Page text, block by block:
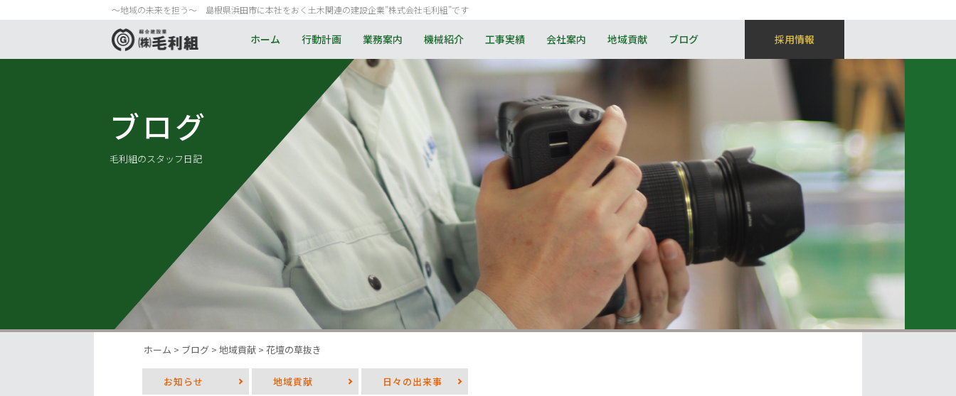
〜地域の未来を担う〜 島根県浜田市に本社をおく土木関連の建設企業”株式会社毛利組”です
ホーム 行動計画 業務案内 機械紹介 工事実績 会社案内 地域貢献 ブログ 採用情報
ブログ
毛利組のスタッフ日記
ホーム > ブログ > 地域貢献 > 花壇の草抜き
お知らせ 地域貢献 日々の出来事